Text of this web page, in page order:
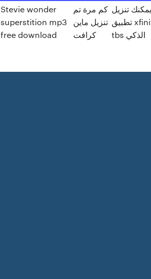
Stevie wonder
superstition mp3
free download
كم مرة تم
تنزيل ماين
كرافت
تنزيل
تطبيق xfinity في
tbs الذكي